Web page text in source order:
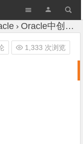
Oracle中创建和管理表详解
1,333 次浏览